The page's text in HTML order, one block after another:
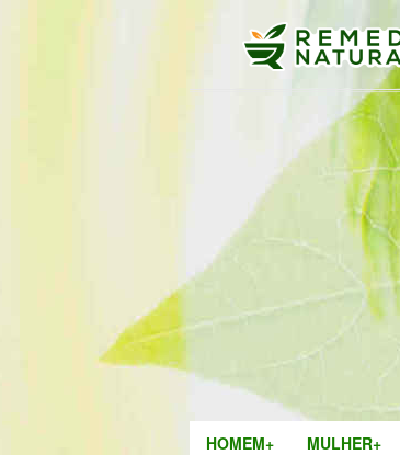
HOMEM+ MULHER+